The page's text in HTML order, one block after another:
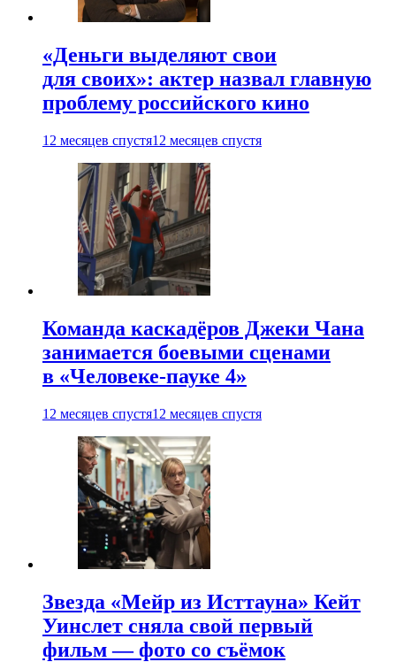
«Деньги выделяют свои
для своих»: актер назвал главную
проблему российского кино
12 месяцев спустя12 месяцев спустя
Команда каскадёров Джеки Чана
занимается боевыми сценами
в «Человеке-пауке 4»
12 месяцев спустя12 месяцев спустя
Звезда «Мейр из Исттауна» Кейт
Уинслет сняла свой первый
фильм — фото со съёмок